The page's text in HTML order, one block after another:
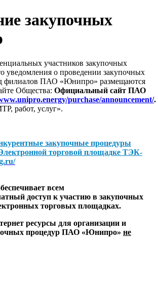
закупочных
участников закупочных
уведомления о проведении закупочных
филиалов ПАО «Юнипро» размещаются
Общества: Официальный сайт ПАО
purchase/announcement/.
работ, услуг».
закупочные процедуры
торговой площадке ТЭК-
всем
доступ к участию в закупочных
торговых площадках.
ресурсы для организации и
процедур ПАО «Юнипро» не